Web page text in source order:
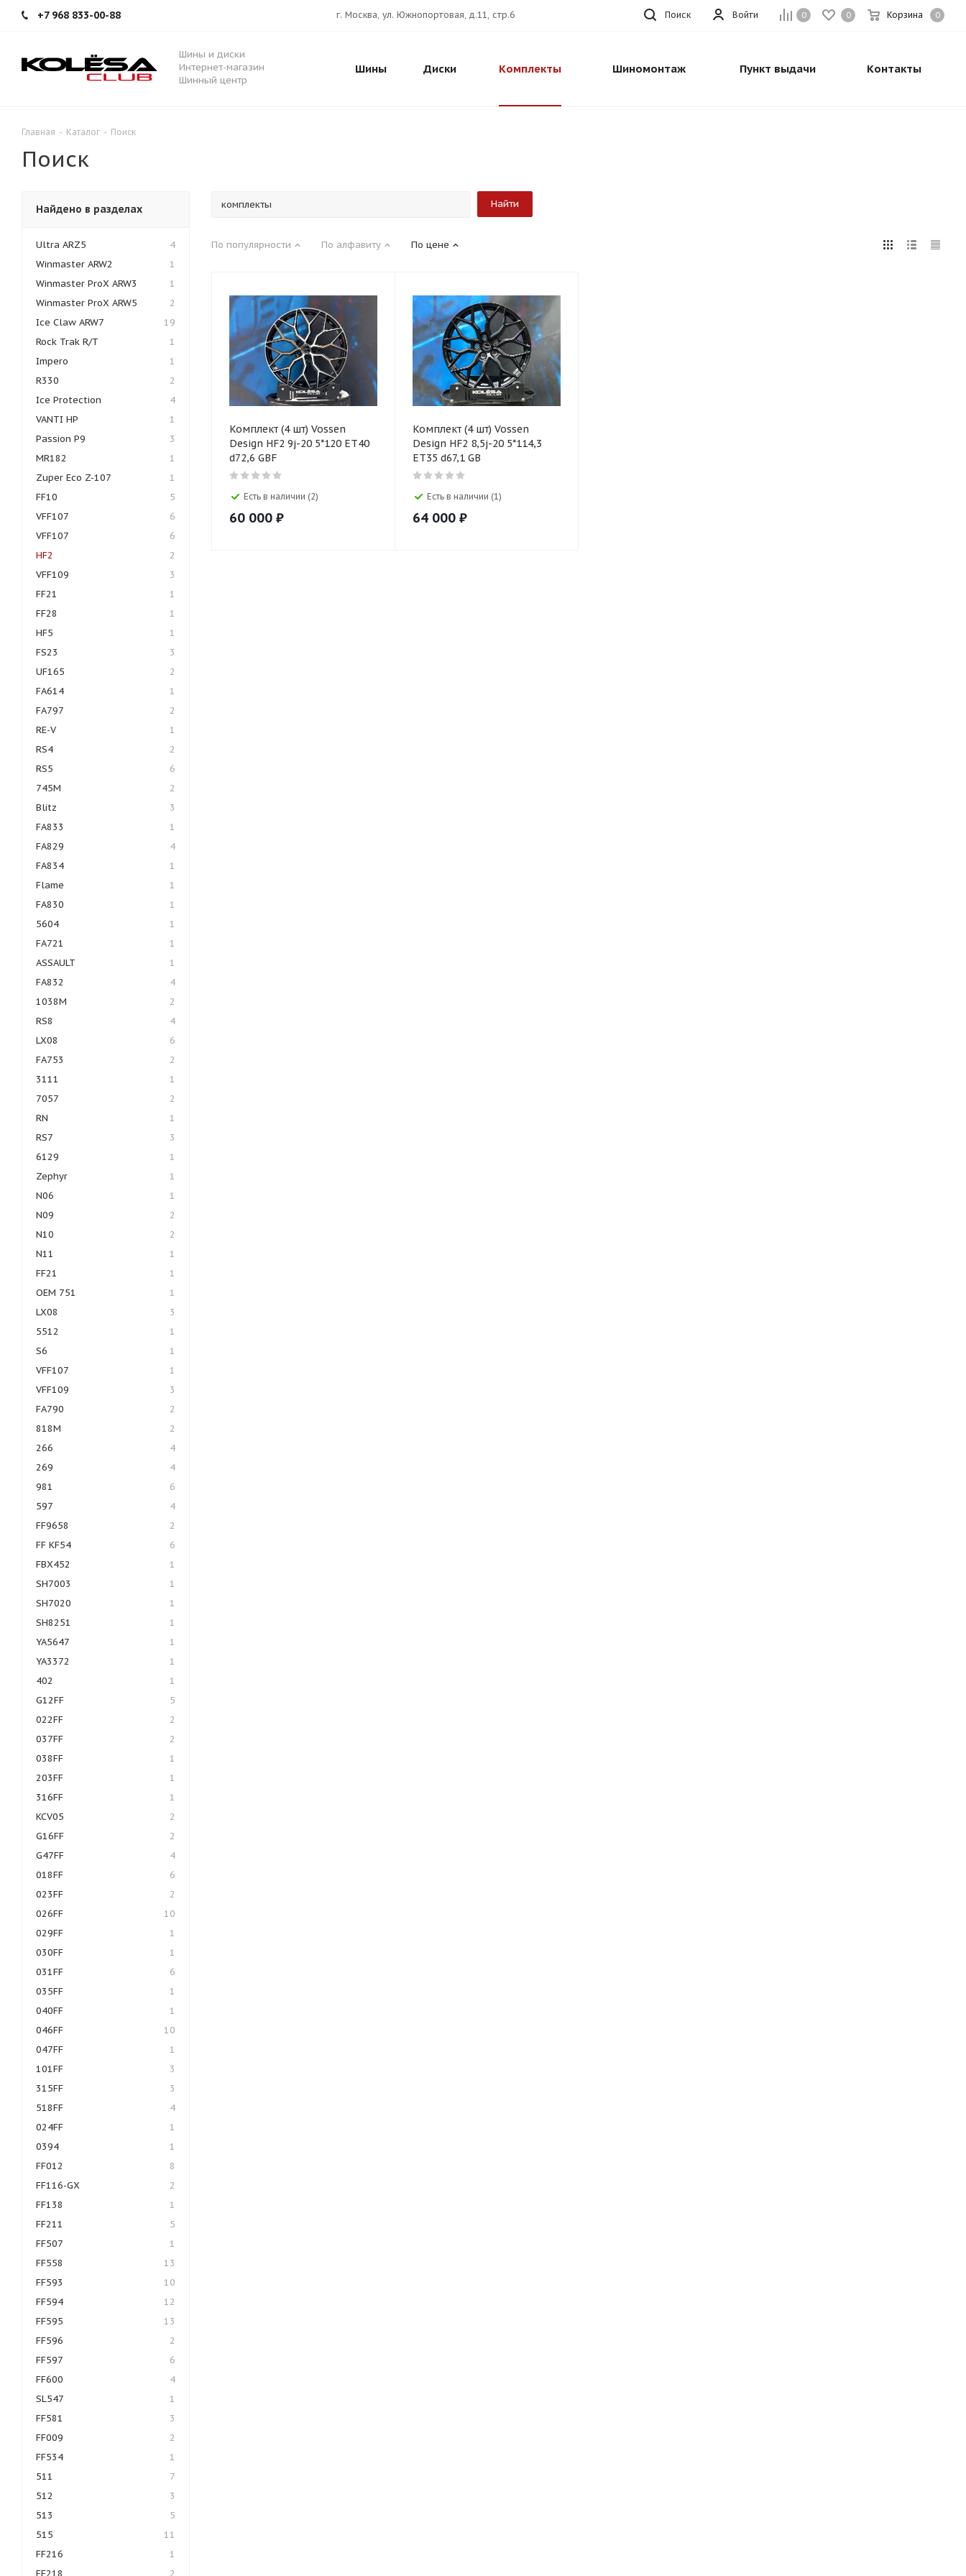
+7 968 833-00-88 0 0 Корзина 0
Войти
г. Москва, ул. Южнопортовая, д.11, стр.6 Поиск
Шины и диски
Интернет-магазин
Шинный центр
Шины Диски Комплекты Шиномонтаж Пункт выдачи Контакты
Главная - Каталог - Поиск
Поиск
По популярности По алфавиту По цене
Комплект (4 шт) Vossen
Design HF2 9j-20 5*120 ET40
d72,6 GBF
Есть в наличии (2)
60 000 ₽
Комплект (4 шт) Vossen
Design HF2 8,5j-20 5*114,3
ET35 d67,1 GB
Есть в наличии (1)
64 000 ₽
Найдено в разделах
Ultra ARZ5
4
Winmaster ARW2
1
Winmaster ProX ARW3
1
Winmaster ProX ARW5
2
Ice Claw ARW7
19
Rock Trak R/T
1
Impero
1
R330
2
Ice Protection
4
VANTI HP
1
Passion P9
3
MR182
1
Zuper Eco Z-107
1
FF10
5
VFF107
6
VFF107
6
HF2
2
VFF109
3
FF21
1
FF28
1
HF5
1
FS23
3
UF165
2
FA614
1
FA797
2
RE-V
1
RS4
2
RS5
6
745M
2
Blitz
3
FA833
1
FA829
4
FA834
1
Flame
1
FA830
1
5604
1
FA721
1
ASSAULT
1
FA832
4
1038M
2
RS8
4
LX08
6
FA753
2
3111
1
7057
2
RN
1
RS7
3
6129
1
Zephyr
1
N06
1
N09
2
N10
2
N11
1
FF21
1
OEM 751
1
LX08
3
5512
1
S6
1
VFF107
1
VFF109
3
FA790
2
818M
2
266
4
269
4
981
6
597
4
FF9658
2
FF KF54
6
FBX452
1
SH7003
1
SH7020
1
SH8251
1
YA5647
1
YA3372
1
402
1
G12FF
5
022FF
2
037FF
2
038FF
1
203FF
1
316FF
1
KCV05
2
G16FF
2
G47FF
4
018FF
6
023FF
2
026FF
10
029FF
1
030FF
1
031FF
6
035FF
1
040FF
1
046FF
10
047FF
1
101FF
3
315FF
3
518FF
4
024FF
1
0394
1
FF012
8
FF116-GX
2
FF138
1
FF211
5
FF507
1
FF558
13
FF593
10
FF594
12
FF595
13
FF596
2
FF597
6
FF600
4
SL547
1
FF581
3
FF009
2
FF534
1
511
7
512
3
513
5
515
11
FF216
1
FF218
2